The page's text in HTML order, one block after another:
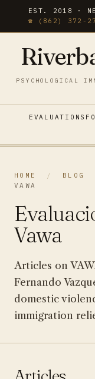
EST. 2018 ·
☎ (862) 372-
PSYCHOLOGICAL
EVALUATIONS
HOME / BLOG
VAWA
Vawa
Articles on
Fernando
domestic
immigration